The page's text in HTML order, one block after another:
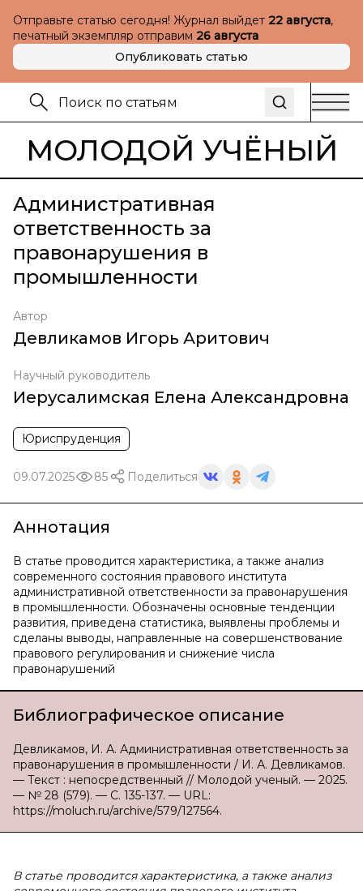
Отправьте статью сегодня! Журнал выйдет 22 августа,
печатный экземпляр отправим 26 августа
Опубликовать статью
МОЛОДОЙ УЧЁНЫЙ
Административная
ответственность за
правонарушения в
промышленности
Автор
Девликамов Игорь Аритович
Научный руководитель
Иерусалимская Елена Александровна
Юриспруденция
09.07.2025 85 Поделиться
Аннотация
В статье проводится характеристика, а также анализ
современного состояния правового института
административной ответственности за правонарушения
в промышленности. Обозначены основные тенденции
развития, приведена статистика, выявлены проблемы и
сделаны выводы, направленные на совершенствование
правового регулирования и снижение числа
правонарушений
Библиографическое описание
Девликамов, И. А. Административная ответственность за
правонарушения в промышленности / И. А. Девликамов.
— Текст : непосредственный // Молодой ученый. — 2025.
— № 28 (579). — С. 135-137. — URL:
https://moluch.ru/archive/579/127564.
В статье проводится характеристика, а также анализ